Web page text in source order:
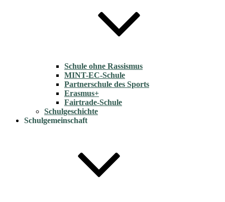
Schule ohne Rassismus
MINT-EC-Schule
Partnerschule des Sports
Erasmus+
Fairtrade-Schule
Schulgeschichte
Schulgemeinschaft